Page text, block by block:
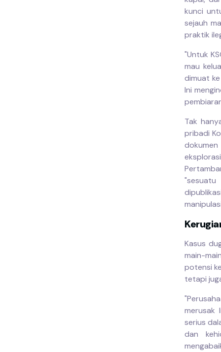
kunci
sejauh
praktik
"Untuk
mau
dimuat
Ini
Tak
pribadi
Kasus
main-
potensi
tetapi
merusak
serius
dan